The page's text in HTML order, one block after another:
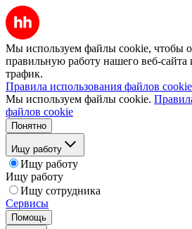
Мы используем файлы cookie, чтобы
правильную работу нашего веб-сайта
трафик.
Правила использования файлов cookie
Мы используем файлы cookie.
файлов cookie
Понятно
Ищу работу
Ищу работу
Ищу работу
Ищу сотрудника
Сервисы
Помощь